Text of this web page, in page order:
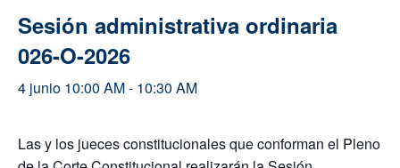
Sesión administrativa ordinaria
026-O-2026
4 junio 10:00 AM- 10:30 AM
Las y los jueces constitucionales que conforman el Pleno